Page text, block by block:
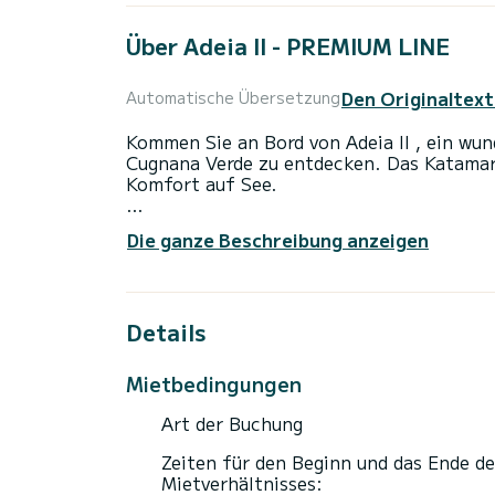
Über Adeia II - PREMIUM LINE
Automatische ÜbersetzungDen
Kommen Sie an Bord von Adeia II , ein
Cugnana Verde zu entdecken. Das
Komfort auf See.
Gesamtlänge von 17 Metern wird es Ihr
ist unter anderem mit folgender
Außenlautsprecher, Deckdusche,
Um Informationen anzufragen oder eine
anfordern". Ein Mitarbeiter von
Die ganze Beschreibung anzeigen
Details
Mietbedingungen
Art der Buchung
Zeiten für den Beginn und das Ende
Mietverhältnisses: